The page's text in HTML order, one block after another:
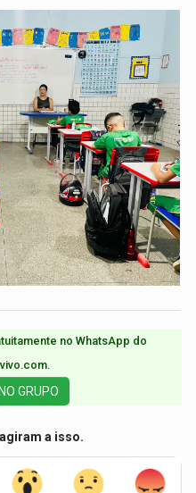
no WhatsApp do
GRUPO
a isso.